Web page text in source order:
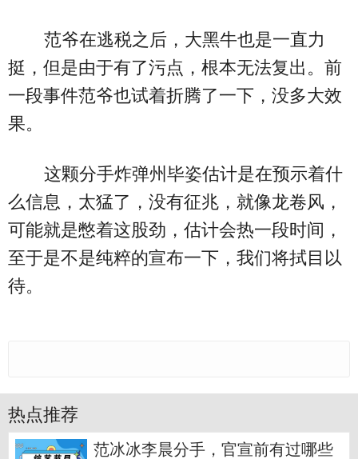
范爷在逃税之后，大黑牛也是一直力
挺，但是由于有了污点，根本无法复出。前
一段事件范爷也试着折腾了一下，没多大效
果。
这颗分手炸弹州毕姿估计是在预示着什
么信息，太猛了，没有征兆，就像龙卷风，
可能就是憋着这股劲，估计会热一段时间，
至于是不是纯粹的宣布一下，我们将拭目以
待。
热点推荐
范冰冰李晨分手，官宣前有过哪些